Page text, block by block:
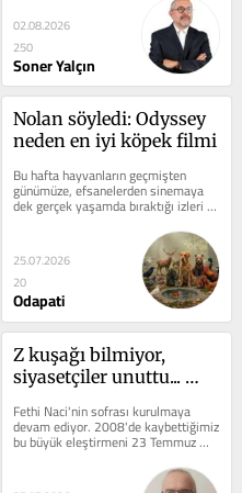
02.08.2026
250
Soner Yalçın
Nolan söyledi: Odyssey
neden en iyi köpek filmi
Bu hafta hayvanların geçmişten
günümüze, efsanelerden sinemaya
dek gerçek yaşamda bıraktığı izleri
bir araya getirdik. Christopher...
25.07.2026
20
Odapati
Z kuşağı bilmiyor,
siyasetçiler unuttu...
geleneği
Fethi Naci'nin sofrası kurulmaya
devam ediyor. 2008'de kaybettiğimiz
bu büyük eleştirmeni 23 Temmuz
ölüm yıldönümünde analım....